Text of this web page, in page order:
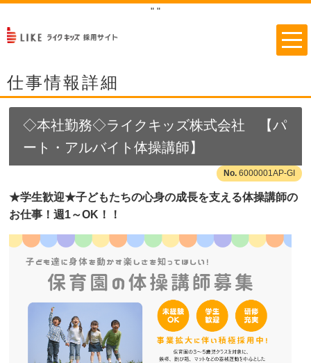
" "
仕事情報詳細
◇本社勤務◇ライクキッズ株式会社 【パ
ート・アルバイト体操講師】
6000001AP-GI
★学生歓迎★子どもたちの心身の成長を支える体操講師の
お仕事！週1～OK！！